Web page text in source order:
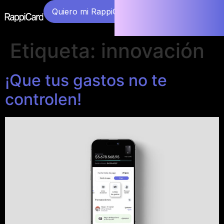
Quiero mi RappiCard
Etiqueta: innovación
¡Que tus gastos no te
controlen!